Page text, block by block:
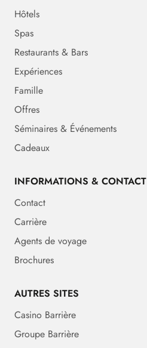
Hôtels
Spas
Restaurants & Bars
Expériences
Famille
Offres
Séminaires & Événements
Cadeaux
INFORMATIONS & CONTACT
Contact
Carrière
Agents de voyage
Brochures
AUTRES SITES
Casino Barrière
Groupe Barrière